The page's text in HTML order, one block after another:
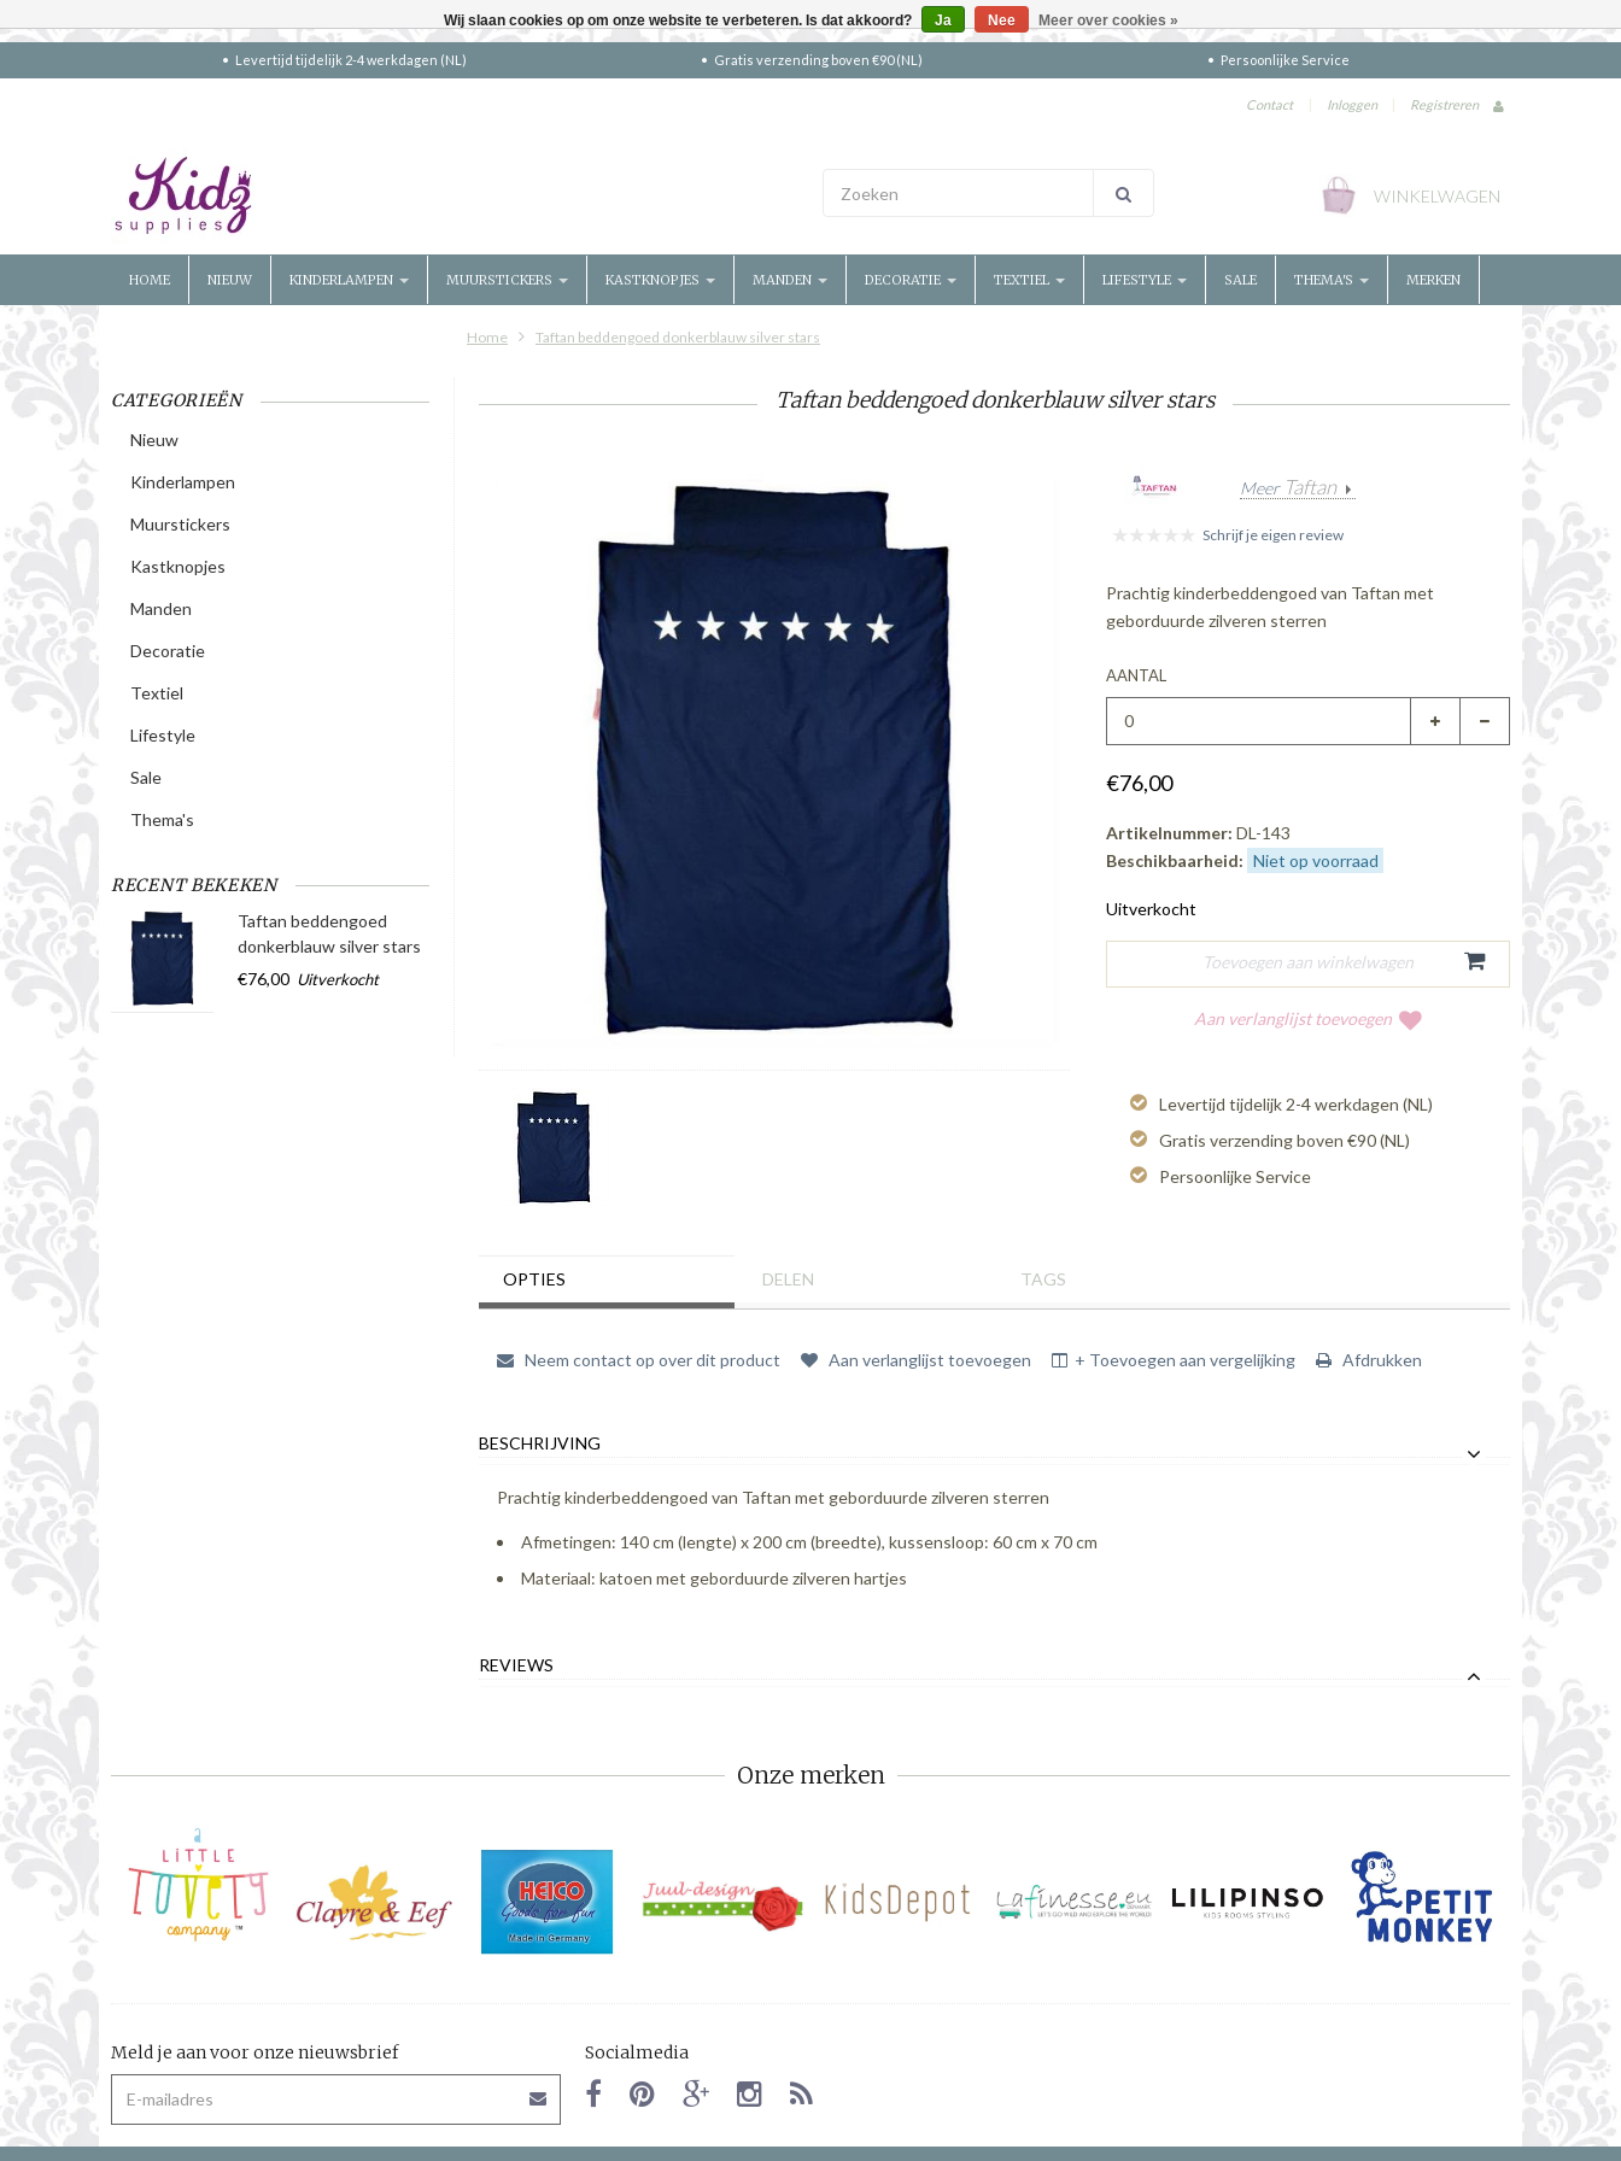
Levertijd tijdelijk 2-4 werkdagen (NL) Gratis verzending boven €90 (NL) Persoonlijke Service
Contact | Inloggen | Registreren
WINKELWAGEN
HOME NIEUW KINDERLAMPEN MUURSTICKERS KASTKNOPJES MANDEN DECORATIE TEXTIEL LIFESTYLE SALE THEMA'S MERKEN
Home Taftan beddengoed donkerblauw silver stars
CATEGORIEËN
Nieuw
Kinderlampen
Muurstickers
Kastknopjes
Manden
Decoratie
Textiel
Lifestyle
Sale
Thema's
RECENT BEKEKEN
Taftan beddengoed
donkerblauw silver stars
€76,00 Uitverkocht
Taftan beddengoed donkerblauw silver stars
Meer Taftan
Schrijf je eigen review
Prachtig kinderbeddengoed van Taftan met
geborduurde zilveren sterren
AANTAL
€76,00
Artikelnummer: DL-143
Beschikbaarheid: Niet op voorraad
Uitverkocht
Aan verlanglijst toevoegen
Levertijd tijdelijk 2-4 werkdagen (NL)
Gratis verzending boven €90 (NL)
Persoonlijke Service
OPTIES DELEN TAGS
Neem contact op over dit product Aan verlanglijst toevoegen + Toevoegen aan vergelijking Afdrukken
BESCHRIJVING
Prachtig kinderbeddengoed van Taftan met geborduurde zilveren sterren
Afmetingen: 140 cm (lengte) x 200 cm (breedte), kussensloop: 60 cm x 70 cm
Materiaal: katoen met geborduurde zilveren hartjes
REVIEWS
Onze merken
Meld je aan voor onze nieuwsbrief Socialmedia
Wij slaan cookies op om onze website te verbeteren. Is dat akkoord? Ja Nee Meer over cookies »